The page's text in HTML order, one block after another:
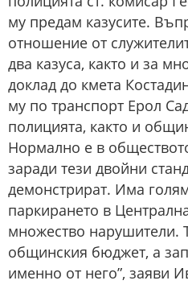
му предам казусите.
отношение от
два казуса, както и за
доклад до кмета
му по транспорт Ерол
полицията, както и
Нормално е в
заради тези двойни
демонстрират. Има
паркирането в
множество нарушители.
общинския бюджет, а
именно от него”, заяви